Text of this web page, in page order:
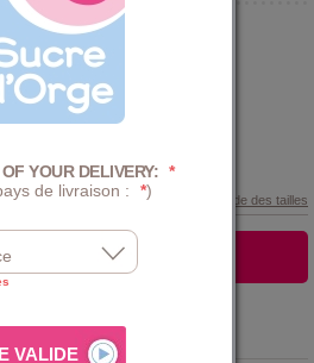
Guide des tailles
AU PANIER
YOUR DELIVERY: *
de livraison :
*)